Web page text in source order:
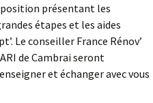
présentant les
étapes et les aides
Le conseiller France Rénov’
de Cambrai seront
et échanger avec vous